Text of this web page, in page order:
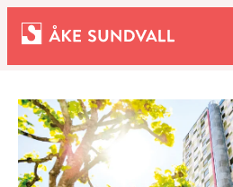
Bostäder
Lokaler och